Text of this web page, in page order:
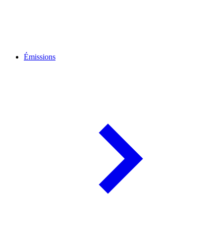
Émissions